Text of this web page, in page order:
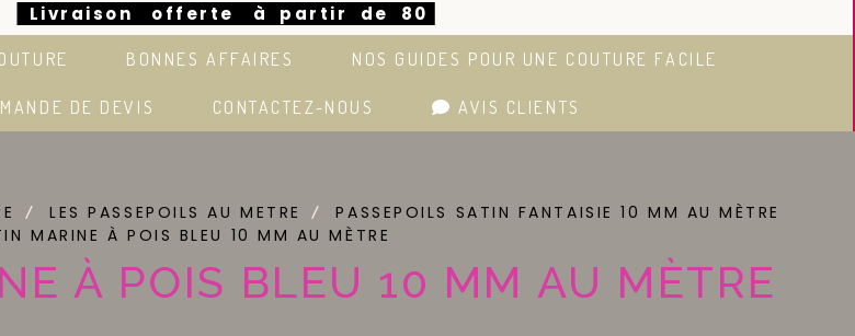
Livraison offerte à partir de 80
euros en France
BONNES AFFAIRES NOS GUIDES POUR UNE COUTURE FACILE
DE DEVIS CONTACTEZ-NOUS AVIS CLIENTS
LES PASSEPOILS AU METRE
PASSEPOILS SATIN FANTAISIE 10 MM AU MÈTRE
MARINE À POIS BLEU 10 MM AU MÈTRE
À POIS BLEU 10 MM AU MÈTRE